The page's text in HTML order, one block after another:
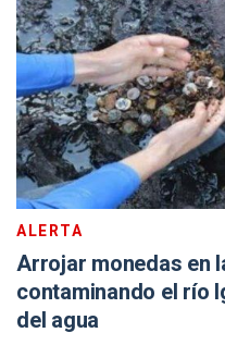
ALERTA
Arrojar monedas en
contaminando el río
del agua